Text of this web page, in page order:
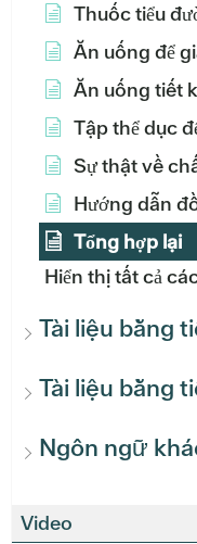
Thuốc tiểu
Ăn uống để
Ăn uống tiết
Tập thể dục
Sự thật về
Hướng dẫn
Tổng hợp lại
Hiển thị tất cả
Tài liệu bằng
Tài liệu bằng
Ngôn ngữ
Video